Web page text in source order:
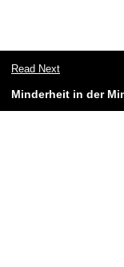
Read Next
Minderheit in der